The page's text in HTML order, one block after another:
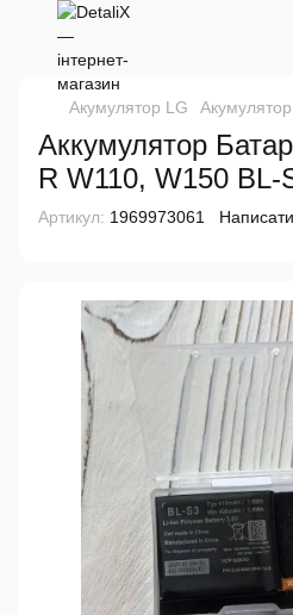
Акумулятор LG
Аккумулятор
R W110, W150 BL-
Артикул: 1969973061 Написати